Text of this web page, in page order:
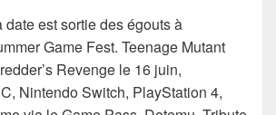
est sortie des égouts à
Game Fest. Teenage Mutant
Revenge le 16 juin,
Nintendo Switch, PlayStation 4,